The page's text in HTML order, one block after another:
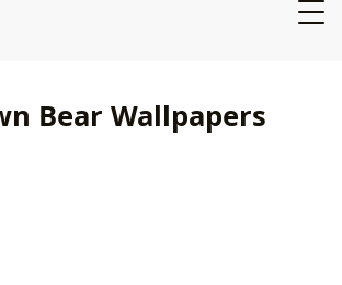
Bear Wallpapers